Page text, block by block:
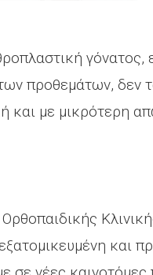
προθεμάτων, δεν
και με μικρότερη
Ορθοπαιδικής
και